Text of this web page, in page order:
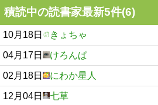
積読中の読書家最新5件(6)
10月18日 きょちゃ
04月17日 けろんぱ
02月18日 にわか星人
12月04日 七草